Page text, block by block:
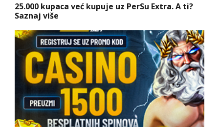
25.000 kupaca već kupuje uz PerSu Extra. A ti?
Saznaj više